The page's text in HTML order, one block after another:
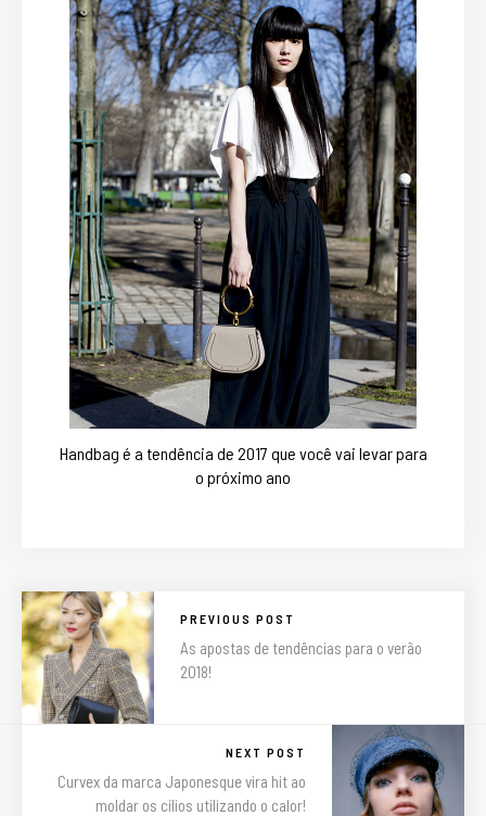
Handbag é a tendência de 2017 que você vai levar para
o próximo ano
PREVIOUS POST
As apostas de tendências para o verão
2018!
NEXT POST
Curvex da marca Japonesque vira hit ao
moldar os cílios utilizando o calor!